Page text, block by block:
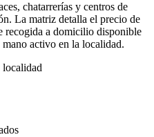
chatarrerías y centros de
La matriz detalla el precio de
recogida a domicilio disponible
activo en la localidad.
localidad